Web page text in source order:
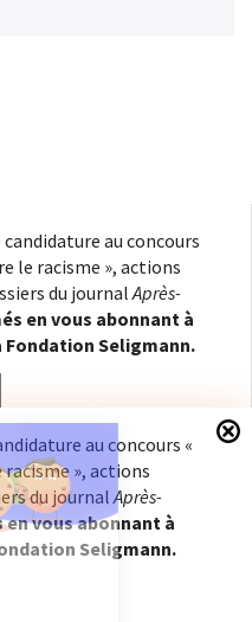
au concours
le racisme », actions
du journal Après-
en vous abonnant à
Seligmann.
vous
de la Fondation
notrepolitique de
de vous
au concours «
», actions
du journalAprès-
vous abonnant à
Seligmann.